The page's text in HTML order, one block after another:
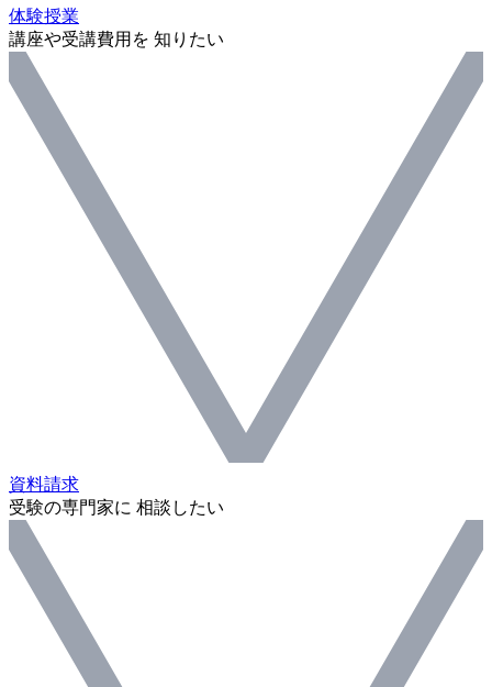
体験授業
講座や受講費用を 知りたい
資料請求
受験の専門家に 相談したい